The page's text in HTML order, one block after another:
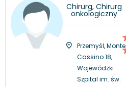
Chirurg, Chirurg
onkologiczny
Przemyśl, Monte
Cassino 18,
Wojewódzki
Szpital im. św.